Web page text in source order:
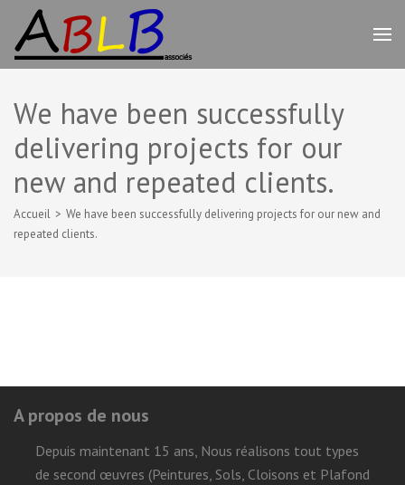
contenu
(Pressez
Travaux de rénovation peinture,
plâtrerie et bien d'autres –
We have been successfully
delivering projects for our
new and repeated clients.
Accueil > We have been successfully delivering projects for our new and
repeated clients.
A propos de nous
Depuis maintenant 15 ans, Nous réalisons tout types
de second œuvres (Peintures, Sols, Cloisons et Plafond